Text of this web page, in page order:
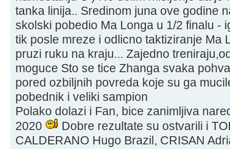
tanka linija.. Sredinom juna ove godine
skolski pobedio Ma Longa u 1/2 finalu -
tik posle mreze i odlicno taktiziranje Ma
pruzi ruku na kraju... Zajedno
moguce Sto se tice Zhanga svaka
pored ozbiljnih povreda koje su ga
pobednik i veliki sampion
Polako dolazi i Fan, bice zanimljiva
2020
Dobre rezultate su ostvarili i
CALDERANO Hugo Brazil, CRISAN